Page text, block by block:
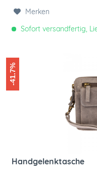
Merken
Sofort versandfertig,
-41.7%
Handgelenktasche